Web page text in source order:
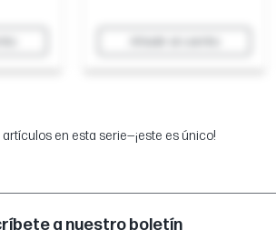
artículos en esta serie—¡este es único!
a nuestro boletín